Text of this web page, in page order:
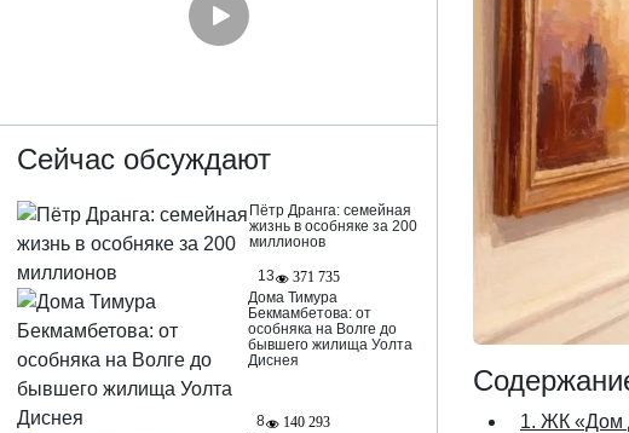
Сейчас обсуждают
Пётр Дранга: семейная
жизнь в особняке за 200
миллионов
13
371 735
Дома Тимура
Бекмамбетова: от
особняка на Волге до
бывшего жилища Уолта
Диснея
8
140 293
1. ЖК «Дом